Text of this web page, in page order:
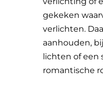
gekeken
verlichten.
aanhouden,
lichten of een
romantische